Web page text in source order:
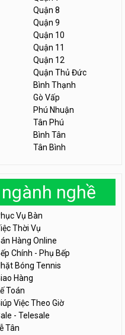
Quận 8
Quận 9
Quận 10
Quận 11
Quận 12
Quận Thủ Đức
Bình Thạnh
Gò Vấp
Phú Nhuận
Tân Phú
Bình Tân
Tân Bình
nghề
Vụ Bàn
Thời Vụ
Hàng Online
Chính - Phụ Bếp
Bóng Tennis
Hàng
Toán
Việc Theo Giờ
- Telesale
Tân